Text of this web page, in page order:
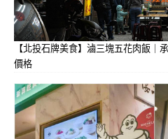
【北投石牌美食】滷三塊五花肉飯｜
價格